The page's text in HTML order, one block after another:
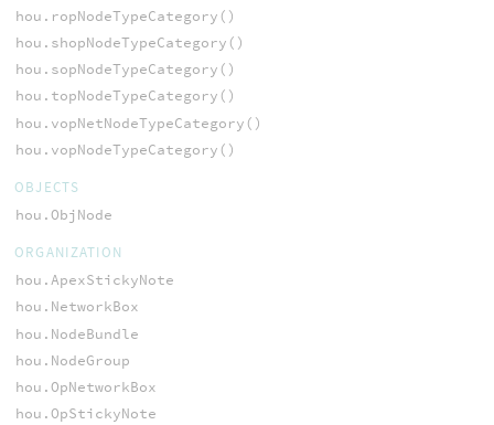
hou.ropNodeTypeCategory()
hou.shopNodeTypeCategory()
hou.sopNodeTypeCategory()
hou.topNodeTypeCategory()
hou.vopNetNodeTypeCategory()
hou.vopNodeTypeCategory()
OBJECTS
hou.ObjNode
ORGANIZATION
hou.ApexStickyNote
hou.NetworkBox
hou.NodeBundle
hou.NodeGroup
hou.OpNetworkBox
hou.OpStickyNote